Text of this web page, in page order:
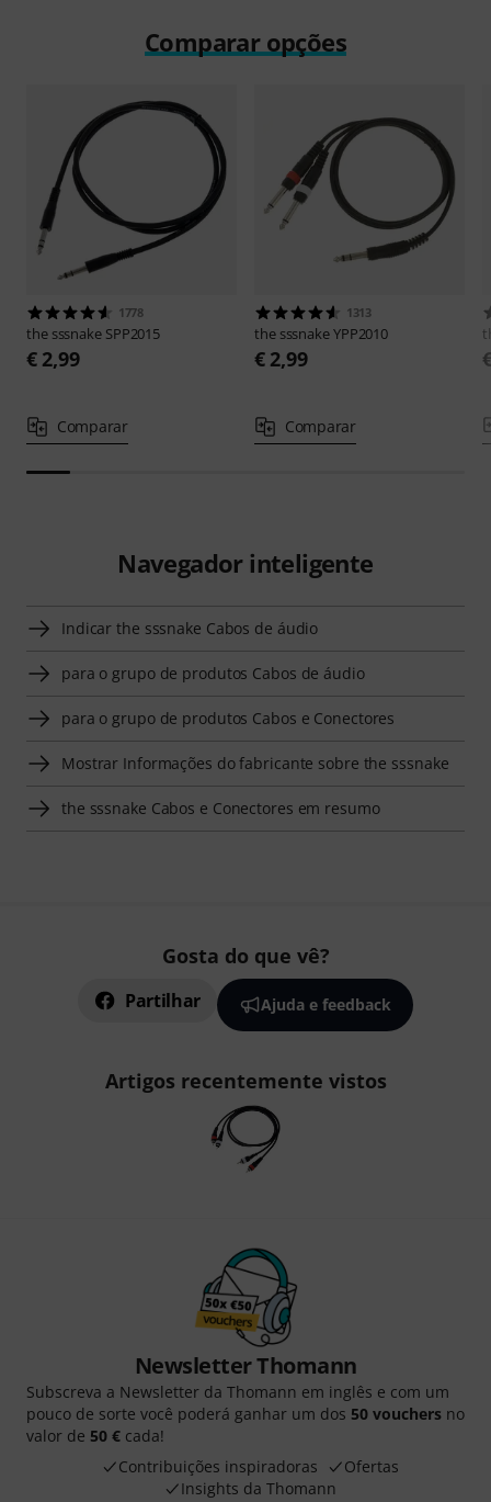
Comparar opções
1778
the sssnake SPP2015
€ 2,99
Comparar
1313
the sssnakeYPP2010
€ 2,99
Comparar
Navegador inteligente
Indicar the sssnake Cabos de áudio
para o grupo de produtos Cabos de áudio
para o grupo de produtos Cabos e Conectores
Mostrar Informações do fabricante sobre the sssnake
the sssnake Cabos e Conectores em resumo
Gosta do que vê?
Partilhar Ajuda e feedback
Artigos recentemente vistos
Newsletter Thomann
Subscreva a Newsletter da Thomann em inglês e com um
pouco de sorte você poderá ganhar um dos 50 vouchers no
valor de 50 € cada!
Contribuições inspiradoras
Ofertas
Insights da Thomann